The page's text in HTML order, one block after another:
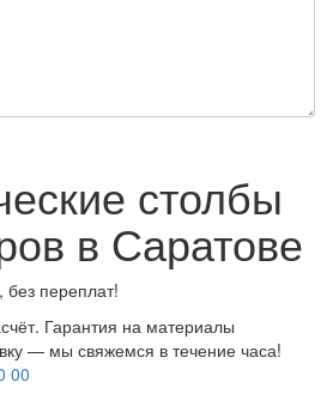
столбы
в Саратове
переплат!
Гарантия на материалы
— мы свяжемся в течение часа!
00